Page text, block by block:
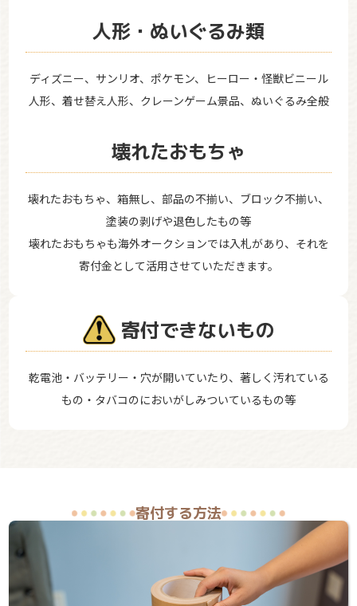
人形・ぬいぐるみ類
ディズニー、サンリオ、ポケモン、ヒーロー・怪獣ビニール
人形、着せ替え人形、クレーンゲーム景品、ぬいぐるみ全般
壊れたおもちゃ
壊れたおもちゃ、箱無し、部品の不揃い、ブロック不揃い、
塗装の剥げや退色したもの等
壊れたおもちゃも海外オークションでは入札があり、それを
寄付金として活用させていただきます。
寄付できないもの
乾電池・バッテリー・穴が開いていたり、著しく汚れている
もの・タバコのにおいがしみついているもの等
寄付する方法